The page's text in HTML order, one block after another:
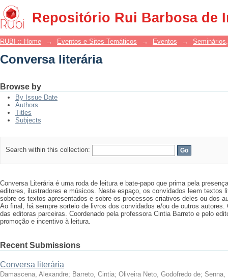
Repositório Rui Barbosa de
Conversa literária
RUBI :: Home → Eventos e Sites Temáticos → Eventos →
Conversa literária
Browse by
By Issue Date
Authors
Titles
Subjects
Search within this collection:
Conversa Literária é uma roda de leitura e bate-papo que prima pela
editores, ilustradores e músicos. Neste espaço, os convidados leem textos
sobre os textos apresentados e sobre os processos criativos deles ou dos
Ao final, há sempre sorteio de livros dos convidados e/ou de outros
das editoras parceiras. Coordenado pela professora Cintia Barreto e pelo
promoção e incentivo à leitura.
Recent Submissions
Conversa literária
Damascena, Alexandre; Barreto, Cintia; Oliveira Neto, Godofredo de; Senna,